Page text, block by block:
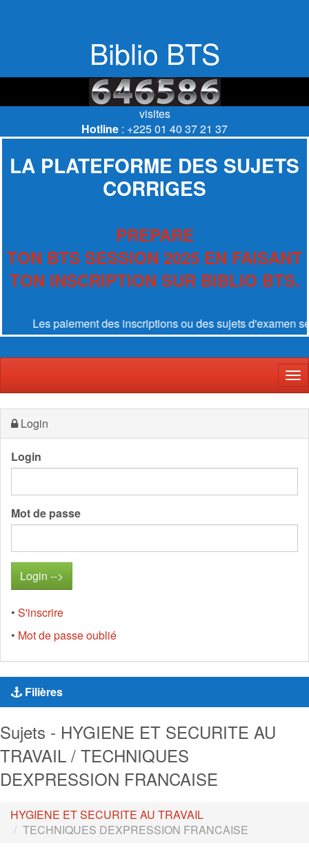
Biblio BTS
visites
Hotline : +225 01 40 37 21 37
LA PLATEFORME DES SUJETS
CORRIGES
PREPARE
TON BTS SESSION 2025 EN FAISANT
TON INSCRIPTION SUR BIBLIO BTS.
Les paiement des inscriptions ou des sujets d'examen se
Login
Login
Mot de passe
• S'inscrire
• Mot de passe oublié
Filières
Sujets - HYGIENE ET SECURITE AU
TRAVAIL / TECHNIQUES
DEXPRESSION FRANCAISE
HYGIENE ET SECURITE AU TRAVAIL
TECHNIQUES DEXPRESSION FRANCAISE